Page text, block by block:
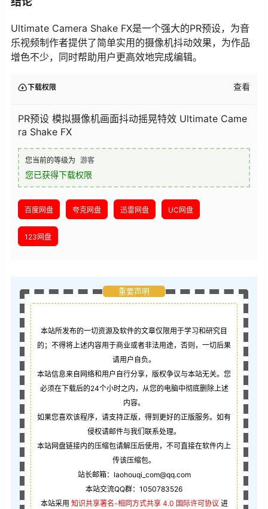
Ultimate Camera Shake FX是一个强大的PR预设，为音
乐视频制作者提供了简单实用的摄像机抖动效果，为作品
增色不少，同时帮助用户更高效地完成编辑。
下载权限 查看
PR预设 模拟摄像机画面抖动摇晃特效 Ultimate Came
ra Shake FX
您当前的等级为 游客
您已获得下载权限
百度网盘 夸克网盘 迅雷网盘 UC网盘
123网盘
重要声明
本站所发布的一切资源及软件的文章仅限用于学习和研究目
的；不得将上述内容用于商业或者非法用途，否则，一切后果
请用户自负。
本站信息来自网络和用户自行分享，版权争议与本站无关。您
必须在下载后的24个小时之内，从您的电脑中彻底删除上述
内容。
如果您喜欢该程序，请支持正版，得到更好的正版服务。如有
侵权请邮件与我们联系处理。
本站网盘链接内的压缩包请解压后使用，不可直接在软件内上
传该压缩包。
站长邮箱：laohouqi_com@qq.com
本站交流QQ群：1050783526
本站采用 知识共享署名-相同方式共享 4.0 国际许可协议 进